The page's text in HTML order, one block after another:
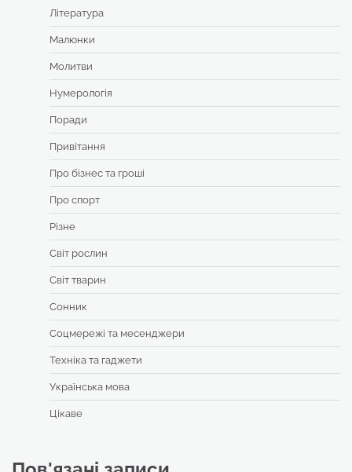
Література
Малюнки
Молитви
Нумерологія
Поради
Привітання
Про бізнес та гроші
Про спорт
Різне
Світ рослин
Світ тварин
Сонник
Соцмережі та месенджери
Техніка та гаджети
Українська мова
Цікаве